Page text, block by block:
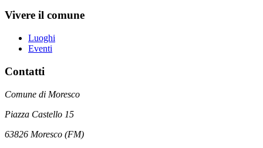
Vivere il comune
Luoghi
Eventi
Contatti
Comune di Moresco
Piazza Castello 15
63826 Moresco (FM)